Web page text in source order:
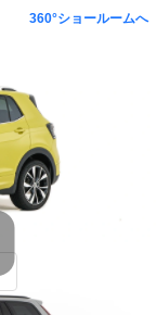
360°ショールームへ